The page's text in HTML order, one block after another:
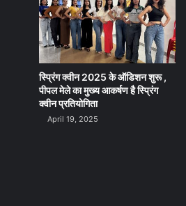
स्प्रिंग क्वीन 2025 के ऑडिशन शुरू ,
पीपल मेले का मुख्य आकर्षण है स्प्रिंग
क्वीन प्रतियोगिता
April 19, 2025